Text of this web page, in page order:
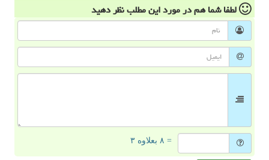
لطفا شما همدر مورد این مطلبنظر دهید
= ۸ بعلاوه ۳